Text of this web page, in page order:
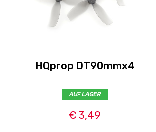
HQprop DT90mmx4
AUF LAGER
€ 3,49